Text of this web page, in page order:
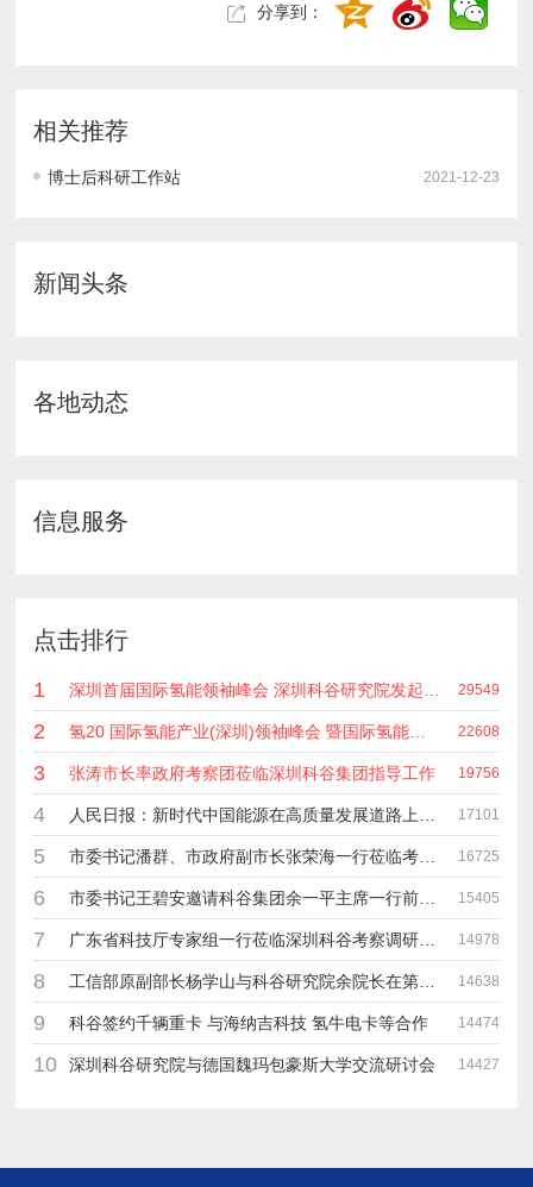
分享到：
相关推荐
博士后科研工作站 2021-12-23
新闻头条
各地动态
信息服务
点击排行
1 深圳首届国际氢能领袖峰会 深圳科谷研究院发起主办 在深能源集团成功召开 会上相关单位 研发机构 龙头企业等签约合作 29549
2 氢20 国际氢能产业(深圳)领袖峰会 暨国际氢能产业链展览会 22608
3 张涛市长率政府考察团莅临深圳科谷集团指导工作 19756
4 人民日报：新时代中国能源在高质量发展道路上奋勇前进 17101
5 市委书记潘群、市政府副市长张荣海一行莅临考察指导工作 16725
6 市委书记王碧安邀请科谷集团余一平主席一行前往工业转移园考察合作 15405
7 广东省科技厅专家组一行莅临深圳科谷考察调研“未来能源中心”项目 14978
8 工信部原副部长杨学山与科谷研究院余院长在第九届中电博览会交流 14638
9 科谷签约千辆重卡 与海纳吉科技 氢牛电卡等合作 14474
10 深圳科谷研究院与德国魏玛包豪斯大学交流研讨会 14427